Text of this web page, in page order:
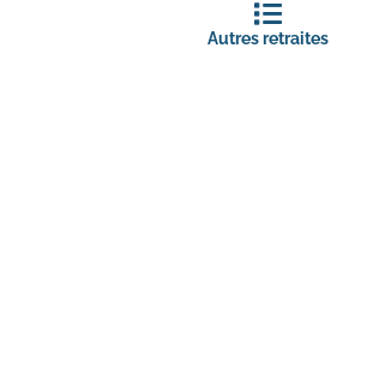
Autres retraites